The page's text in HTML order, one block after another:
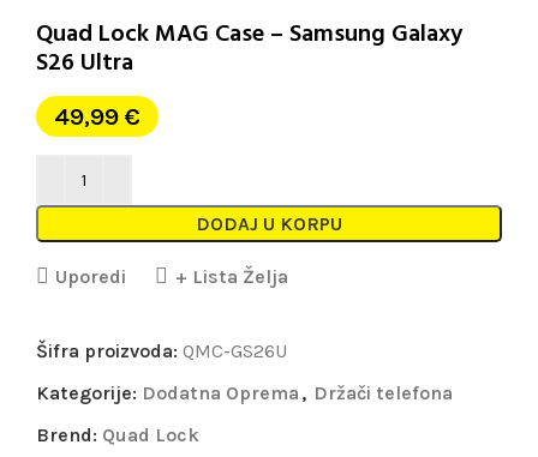
Quad Lock MAG Case – Samsung Galaxy
S26 Ultra
49,99 €
DODAJ U KORPU
Uporedi + Lista Želja
Šifra proizvoda: QMC-GS26U
Kategorije: Dodatna Oprema , Držači telefona
Brend: Quad Lock